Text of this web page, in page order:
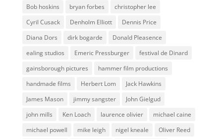
Bob hoskins
bryan forbes
christopher lee
Cyril Cusack
Denholm Elliott
Dennis Price
Diana Dors
dirk bogarde
Donald Pleasence
ealing studios
Emeric Pressburger
festival de Dinard
gainsborough pictures
hammer film productions
handmade films
Herbert Lom
Jack Hawkins
James Mason
jimmy sangster
John Gielgud
john mills
Ken Loach laurence olivier
michael caine
michael powell
mike leigh nigel kneale
Oliver Reed